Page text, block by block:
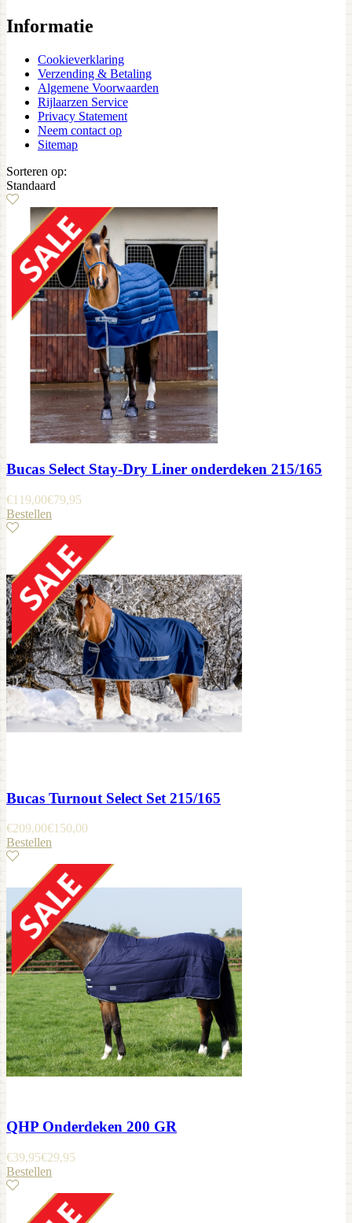
Informatie
Cookieverklaring
Verzending & Betaling
Algemene Voorwaarden
Rijlaarzen Service
Privacy Statement
Neem contact op
Sitemap
Sorteren op:
Standaard
Bucas Select Stay-Dry Liner onderdeken 215/165
€119,00€79,95
Bestellen
Bucas Turnout Select Set 215/165
€209,00€150,00
Bestellen
QHP Onderdeken 200 GR
€39,95€29,95
Bestellen